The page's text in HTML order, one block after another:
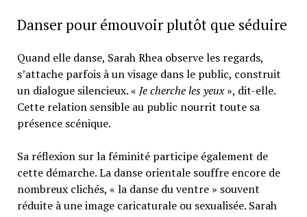
Danser pour émouvoir plutôt que séduire
Quand elle danse, Sarah Rhea observe les regards,
s’attache parfois à un visage dans le public, construit
un dialogue silencieux. « Je cherche les yeux», dit-elle.
Cette relation sensible au public nourrit toute sa
présence scénique.
Sa réflexion sur la féminité participe également de
cette démarche. La danse orientale souffre encore de
nombreux clichés, « la danse du ventre » souvent
réduite à une image caricaturale ou sexualisée. Sarah